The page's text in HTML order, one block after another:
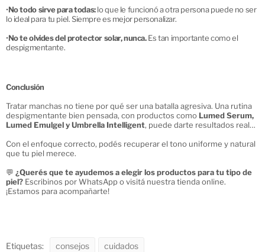
•No todo sirve para todas:lo que le funcionó a otra persona puede no ser
lo ideal para tu piel. Siempre es mejor personalizar.
•No te olvides del protector solar, nunca.Es tan importante como el
despigmentante.
Conclusión
Tratar manchas no tiene por qué ser una batalla agresiva. Una rutina
despigmentante bien pensada, con productos como Lumed Serum,
Lumed Emulgel y Umbrella Intelligent, puede darte resultados reales
Con el enfoque correcto, podés recuperar el tono uniforme y natural
que tu piel merece.
💬 ¿Querés que te ayudemos a elegir los productos para tu tipo de
piel? Escribinos por WhatsApp o visitá nuestra tienda online.
¡Estamos para acompañarte!
Etiquetas: consejos cuidados